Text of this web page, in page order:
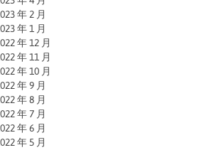
年 2 月
年 1 月
年 12 月
年 11 月
年 10 月
年 9 月
年 8 月
年 7 月
年 6 月
年 5 月